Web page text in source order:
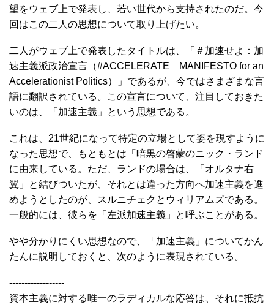
望をウェブ上で発表し、若い世代から支持されたのだ。今
回はこの二人の思想について取り上げたい。
二人がウェブ上で発表したタイトルは、「＃加速せよ：加
速主義派政治宣言（#ACCELERATE MANIFESTO for an
Accelerationist Politics）」であるが、今ではさまざまな言
語に翻訳されている。この宣言について、注目しておきた
いのは、「加速主義」という思想である。
これは、21世紀になって特定の立場として姿を現すように
なった思想で、もともとは「暗黒の啓蒙のニック・ランド
に由来している。ただ、ランドの場合は、「オルタナ右
翼」と結びついたが、それとは違った方向へ加速主義を進
めようとしたのが、スルニチェクとウィリアムズである。
一般的には、彼らを「左派加速主義」と呼ぶことがある。
やや分かりにくい思想なので、「加速主義」についてかん
たんに説明しておくと、次のように表現されている。
------------------
資本主義に対する唯一のラディカルな応答は、それに抵抗